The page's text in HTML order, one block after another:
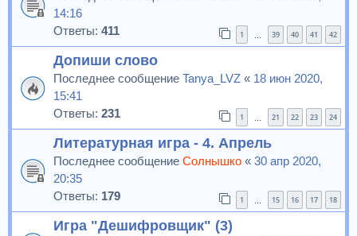
14:16
Ответы: 411 1 39 40 41 42
Допиши слово
Последнее сообщение Tanya_LVZ « 18 июн 2020,
15:41
Ответы: 231 1 21 22 23 24
Литературная игра - 4. Апрель
Последнее сообщение Солнышко « 30 апр 2020,
20:35
Ответы: 179 1 15 16 17 18
Игра "Дешифровщик" (3)